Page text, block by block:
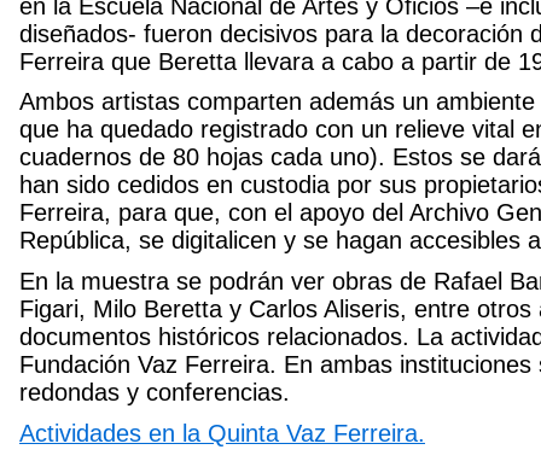
en la Escuela Nacional de Artes y Oficios –e
diseñados- fueron decisivos para la decoración
Ferreira que Beretta llevara a cabo a partir de
Ambos artistas comparten además un
que ha quedado registrado con un relieve vital
cuadernos de 80 hojas cada uno). Estos se
han sido cedidos en custodia por sus
Ferreira, para que, con el apoyo del Archivo
República, se digitalicen y se hagan accesibles
En la muestra se podrán ver obras de Rafael
Figari, Milo Beretta y Carlos Aliseris, entre
documentos históricos relacionados. La
Fundación Vaz Ferreira. En ambas
redondas y conferencias.
Actividades en la Quinta Vaz Ferreira.